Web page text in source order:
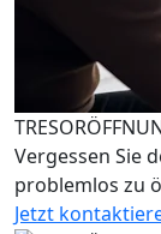
Vergessen Sie
problemlos zu
Jetzt